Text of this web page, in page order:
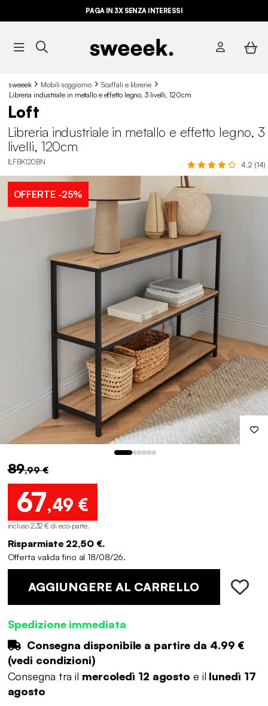
PAGA IN 3X SENZA INTERESSI
sweeek Mobili soggiorno
Scaffali e librerie
Libreria industriale in metallo e effetto legno, 3 livelli, 120cm
Loft
Libreria industriale in metallo e effetto legno, 3
livelli, 120cm
ILFBK120BN 4.2 (14)
OFFERTE-25%
89,99 €
67,49 €
incluso 2,32 € di eco-parte.
Risparmiate 22,50 €.
Offerta valida fino al 18/08/26.
AGGIUNGERE AL CARRELLO
Spedizione immediata
Consegna disponibile a partire da 4.99 €
(vedi condizioni)
Consegna tra il mercoledì 12 agosto e il lunedì 17
agosto